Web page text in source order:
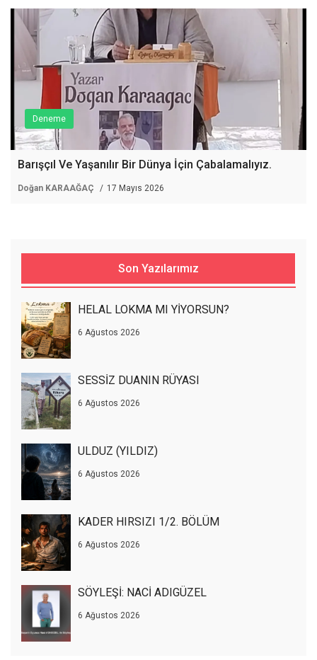
Deneme
Barışçıl Ve Yaşanılır Bir Dünya İçin Çabalamalıyız.
Doğan KARAAĞAÇ 17 Mayıs 2026
Son Yazılarımız
HELAL LOKMA MI YİYORSUN?
6 Ağustos 2026
SESSİZ DUANIN RÜYASI
6 Ağustos 2026
ULDUZ (YILDIZ)
6 Ağustos 2026
KADER HIRSIZI 1/2. BÖLÜM
6 Ağustos 2026
SÖYLEŞİ: NACİ ADIGÜZEL
6 Ağustos 2026